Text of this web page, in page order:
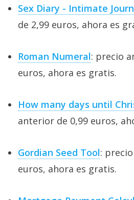
Sex Diary - Intimate
de 2,99 euros, ahora es
Roman Numeral: precio
euros, ahora es gratis.
How many days until
anterior de 0,99 euros,
Gordian Seed Tool:
euros, ahora es gratis.